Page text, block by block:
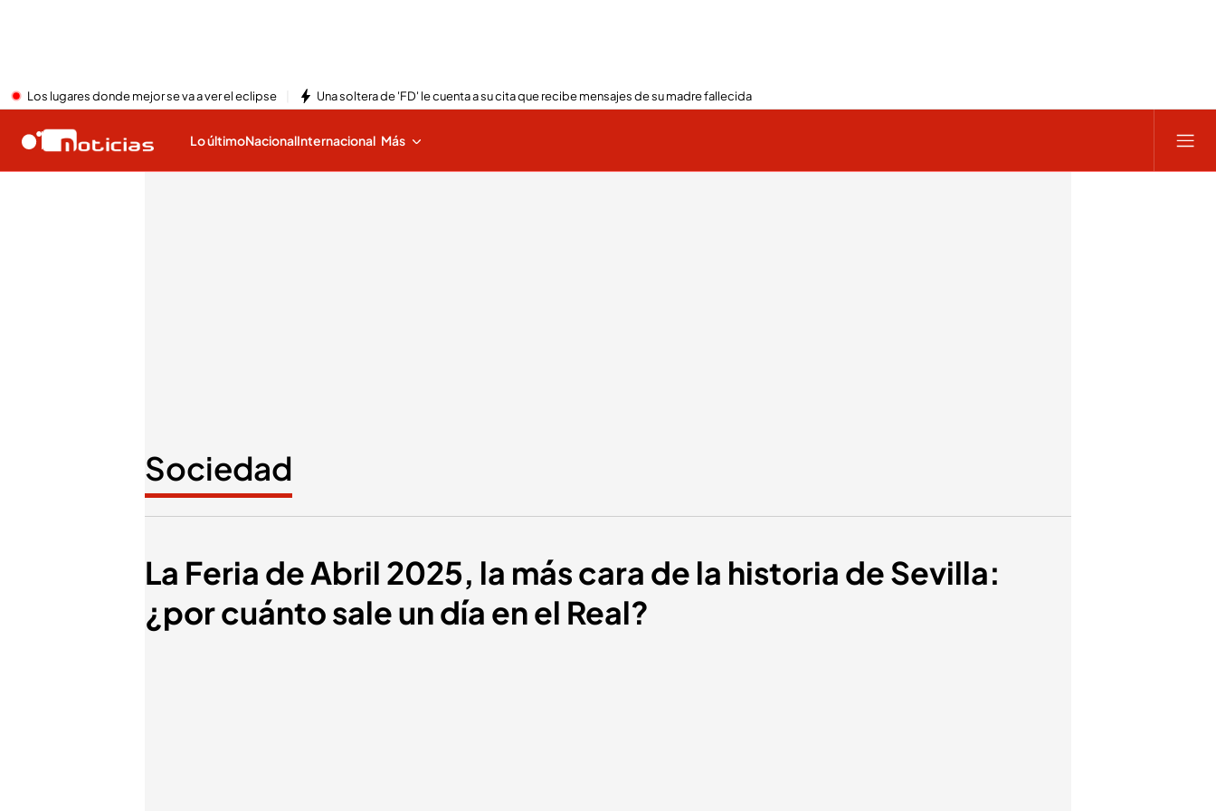
Los lugares donde mejor se va a ver el eclipse Una soltera de 'FD' le cuenta a su cita que recibe mensajes de su madre fallecida
Lo últimoNacionalInternacional Más
Sociedad
La Feria de Abril 2025, la más cara de la historia de Sevilla:
¿por cuánto sale un día en el Real?